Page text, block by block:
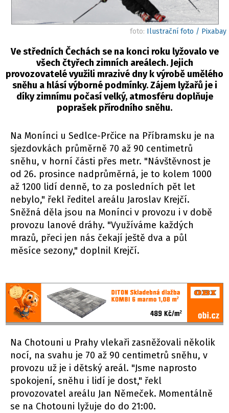
foto: Ilustrační foto / Pixabay
Ve středních Čechách se na konci roku lyžovalo ve
všech čtyřech zimních areálech. Jejich
provozovatelé využili mrazivé dny k výrobě umělého
sněhu a hlásí výborné podmínky. Zájem lyžařů je i
díky zimnímu počasí velký, atmosféru doplňuje
poprašek přírodního sněhu.
Na Monínci u Sedlce-Prčice na Příbramsku je na
sjezdovkách průměrně 70 až 90 centimetrů
sněhu, v horní části přes metr. "Návštěvnost je
od 26. prosince nadprůměrná, je to kolem 1000
až 1200 lidí denně, to za posledních pět let
nebylo," řekl ředitel areálu Jaroslav Krejčí.
Sněžná děla jsou na Monínci v provozu i v době
provozu lanové dráhy. "Využíváme každých
mrazů, přeci jen nás čekají ještě dva a půl
měsíce sezony," doplnil Krejčí.
Na Chotouni u Prahy vlekaři zasněžovali několik
nocí, na svahu je 70 až 90 centimetrů sněhu, v
provozu už je i dětský areál. "Jsme naprosto
spokojení, sněhu i lidí je dost," řekl
provozovatel areálu Jan Němeček. Momentálně
se na Chotouni lyžuje do do 21:00.